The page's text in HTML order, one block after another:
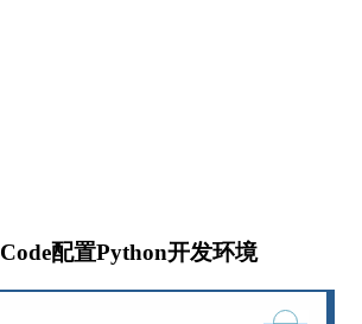
配置Python开发环境